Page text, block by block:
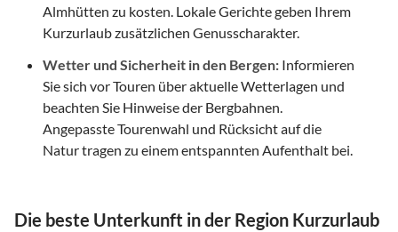
Almhütten zu kosten. Lokale Gerichte geben Ihrem
Kurzurlaub zusätzlichen Genusscharakter.
Wetter und Sicherheit in den Bergen: Informieren
Sie sich vor Touren über aktuelle Wetterlagen und
beachten Sie Hinweise der Bergbahnen.
Angepasste Tourenwahl und Rücksicht auf die
Natur tragen zu einem entspannten Aufenthalt bei.
Die beste Unterkunft in der Region Kurzurlaub